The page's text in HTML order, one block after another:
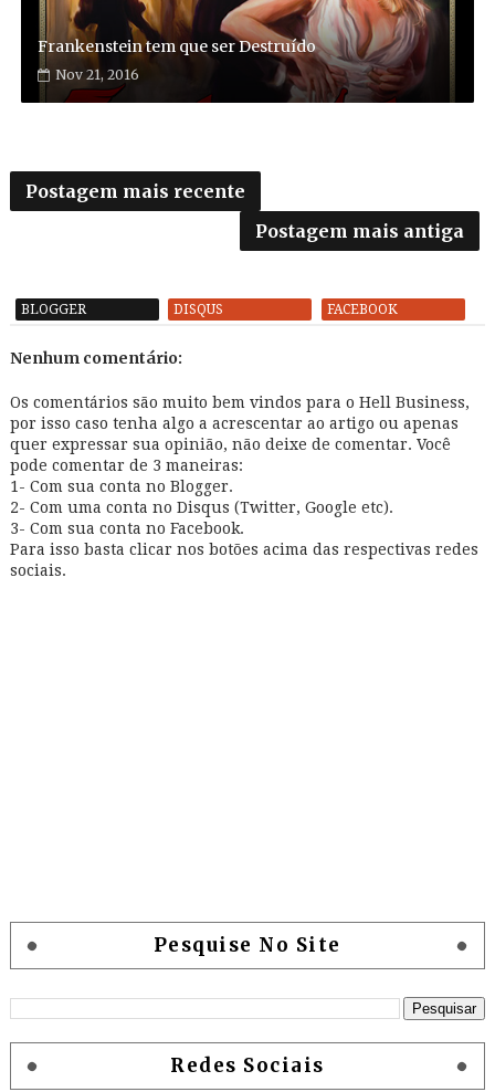
Frankenstein tem que ser Destruído
Nov 21, 2016
Postagem mais recente
Postagem mais antiga
BLOGGER DISQUS FACEBOOK
Nenhum comentário:
Os comentários são muito bem vindos para o Hell Business,
por isso caso tenha algo a acrescentar ao artigo ou apenas
quer expressar sua opinião, não deixe de comentar. Você
pode comentar de 3 maneiras:
1- Com sua conta no Blogger.
2- Com uma conta no Disqus (Twitter, Google etc).
3- Com sua conta no Facebook.
Para isso basta clicar nos botões acima das respectivas redes
sociais.
Pesquise No Site
Redes Sociais